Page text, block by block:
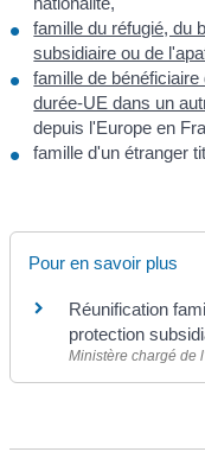
famille du réfugié, du
subsidiaire ou de
famille de
durée-UE dans un
depuis l'Europe en
famille d'un étranger
Pour en savoir plus
Réunification
protection
Ministère chargé de